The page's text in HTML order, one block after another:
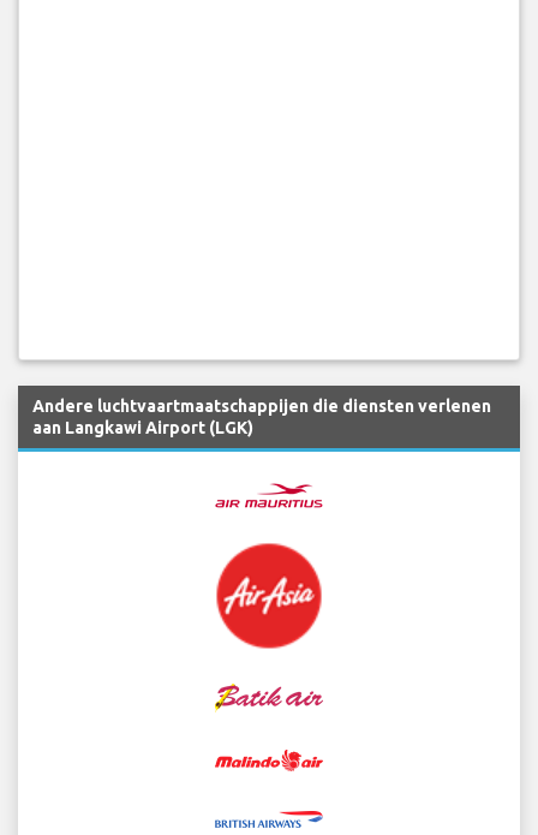
Andere luchtvaartmaatschappijen die diensten verlenen
aan Langkawi Airport (LGK)